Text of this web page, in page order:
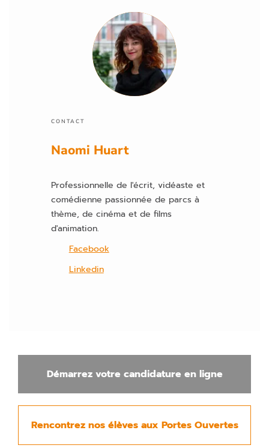
CONTACT
Naomi Huart
Professionnelle de l'écrit, vidéaste et
comédienne passionnée de parcs à
thème, de cinéma et de films
d'animation.
Facebook
Linkedin
Démarrez votre candidature en ligne
Rencontrez nos élèves aux Portes Ouvertes